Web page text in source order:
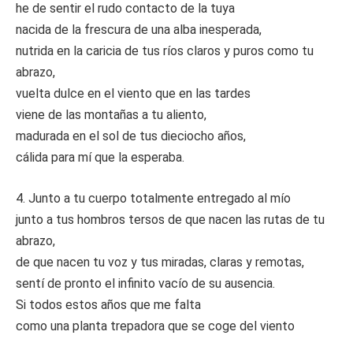
he de sentir el rudo contacto de la tuya
nacida de la frescura de una alba inesperada,
nutrida en la caricia de tus ríos claros y puros como tu
abrazo,
vuelta dulce en el viento que en las tardes
viene de las montañas a tu aliento,
madurada en el sol de tus dieciocho años,
cálida para mí que la esperaba.
4. Junto a tu cuerpo totalmente entregado al mío
junto a tus hombros tersos de que nacen las rutas de tu
abrazo,
de que nacen tu voz y tus miradas, claras y remotas,
sentí de pronto el infinito vacío de su ausencia.
Si todos estos años que me falta
como una planta trepadora que se coge del viento